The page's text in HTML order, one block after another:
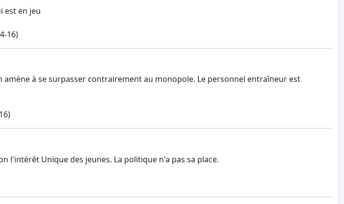
est en jeu
16)
amène à se surpasser contrairement au monopole. Le personnel entraîneur est
l'intérêt Unique des jeunes. La politique n'a pas sa place.